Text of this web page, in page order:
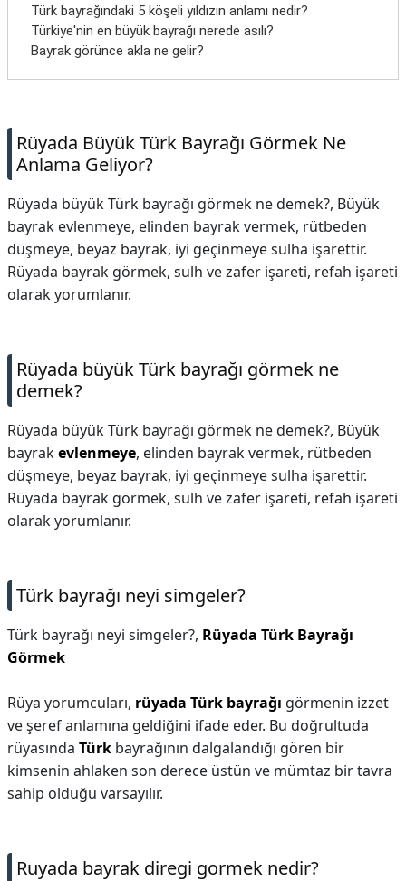
Türk bayrağındaki 5 köşeli yıldızın anlamı nedir?
Türkiye'nin en büyük bayrağı nerede asılı?
Bayrak görünce akla ne gelir?
Rüyada Büyük Türk Bayrağı Görmek Ne
Anlama Geliyor?
Rüyada büyük Türk bayrağı görmek ne demek?, Büyük
bayrak evlenmeye, elinden bayrak vermek, rütbeden
düşmeye, beyaz bayrak, iyi geçinmeye sulha işarettir.
Rüyada bayrak görmek, sulh ve zafer işareti, refah işareti
olarak yorumlanır.
Rüyada büyük Türk bayrağı görmek ne
demek?
Rüyada büyük Türk bayrağı görmek ne demek?, Büyük
bayrakevlenmeye, elinden bayrak vermek, rütbeden
düşmeye, beyaz bayrak, iyi geçinmeye sulha işarettir.
Rüyada bayrak görmek, sulh ve zafer işareti, refah işareti
olarak yorumlanır.
Türk bayrağı neyi simgeler?
Türk bayrağı neyi simgeler?, Rüyada Türk Bayrağı
Görmek
Rüya yorumcuları, rüyada Türk bayrağı görmenin izzet
ve şeref anlamına geldiğini ifade eder. Bu doğrultuda
rüyasında Türk bayrağının dalgalandığı gören bir
kimsenin ahlaken son derece üstün ve mümtaz bir tavra
sahip olduğu varsayılır.
Ruyada bayrak diregi gormek nedir?